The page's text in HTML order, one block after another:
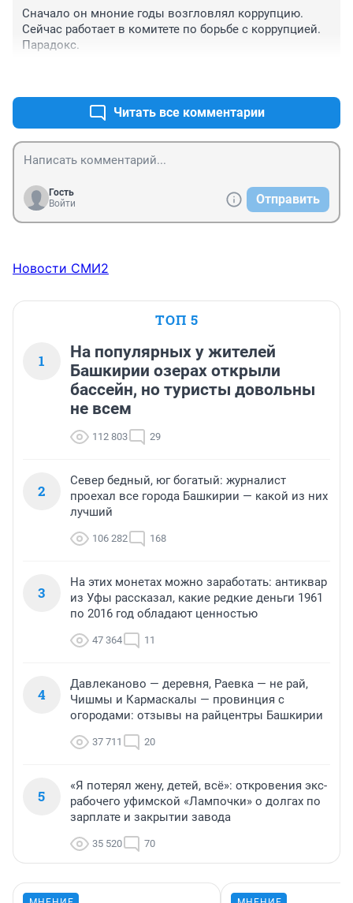
Сначало он мноние годы возгловлял коррупцию.
Сейчас работает в комитете по борьбе с коррупцией.
Парадокс.
Читать все комментарии
Гость
Войти
Отправить
Новости СМИ2
ТОП 5
1
На популярных у жителей
Башкирии озерах открыли
бассейн, но туристы довольны
не всем
112 803 29
2
Север бедный, юг богатый: журналист
проехал все города Башкирии — какой из них
лучший
106 282 168
3
На этих монетах можно заработать: антиквар
из Уфы рассказал, какие редкие деньги 1961
по 2016 год обладают ценностью
47 364 11
4
Давлеканово — деревня, Раевка — не рай,
Чишмы и Кармаскалы — провинция с
огородами: отзывы на райцентры Башкирии
37 711 20
5
«Я потерял жену, детей, всё»: откровения экс-
рабочего уфимской «Лампочки» о долгах по
зарплате и закрытии завода
35 520 70